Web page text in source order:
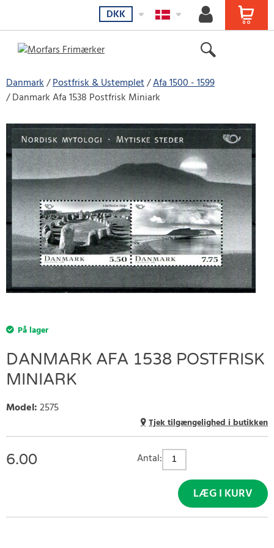
DKK
Danmark Postfrisk & Ustemplet Afa 1500 - 1599
Danmark Afa 1538 Postfrisk Miniark
På lager
DANMARK AFA 1538 POSTFRISK
MINIARK
Model:2575
Tjek tilgængelighed i butikken
6.00 Antal:
LÆG I KURV